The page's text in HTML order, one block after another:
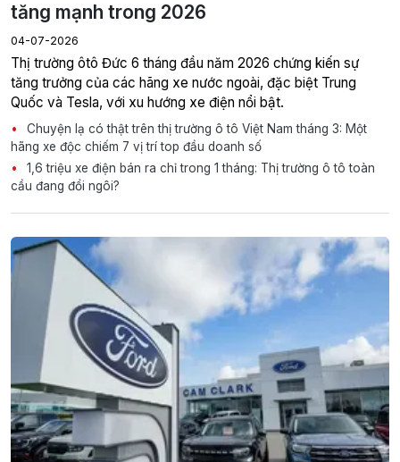
tăng mạnh trong 2026
04-07-2026
Thị trường ôtô Đức 6 tháng đầu năm 2026 chứng kiến sự
tăng trưởng của các hãng xe nước ngoài, đặc biệt Trung
Quốc và Tesla, với xu hướng xe điện nổi bật.
Chuyện lạ có thật trên thị trường ô tô Việt Nam tháng 3: Một
hãng xe độc chiếm 7 vị trí top đầu doanh số
1,6 triệu xe điện bán ra chỉ trong 1 tháng: Thị trường ô tô toàn
cầu đang đổi ngôi?